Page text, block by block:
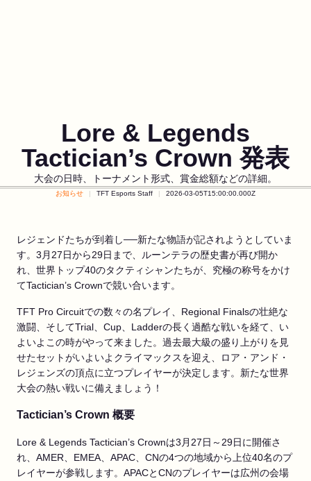
Lore & Legends
Tactician’s Crown 発表
大会の日時、トーナメント形式、賞金総額などの詳細。
お知らせ TFT Esports Staff 2026-03-05T15:00:00.000Z
レジェンドたちが到着し──新たな物語が記されようとしていま
す。3月27日から29日まで、ルーンテラの歴史書が再び開か
れ、世界トップ40のタクティシャンたちが、究極の称号をかけ
てTactician’s Crownで競い合います。
TFT Pro Circuitでの数々の名プレイ、Regional Finalsの壮絶な
激闘、そしてTrial、Cup、Ladderの長く過酷な戦いを経て、い
よいよこの時がやって来ました。過去最大級の盛り上がりを見
せたセットがいよいよクライマックスを迎え、ロア・アンド・
レジェンズの頂点に立つプレイヤーが決定します。新たな世界
大会の熱い戦いに備えましょう！
Tactician’s Crown 概要
Lore & Legends Tactician’s Crownは3月27日～29日に開催さ
れ、AMER、EMEA、APAC、CNの4つの地域から上位40名のプ
レイヤーが参戦します。APACとCNのプレイヤーは広州の会場